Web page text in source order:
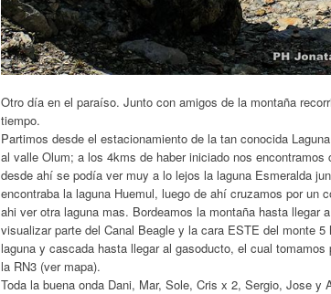
Otro día en el paraíso. Junto con amigos de la montaña
tiempo.
Partimos desde el estacionamiento de la tan conocida
al valle Olum; a los 4kms de haber iniciado nos
desde ahí se podía ver muy a lo lejos la laguna Esmeralda
encontraba la laguna Huemul, luego de ahí cruzamos por un
ahi ver otra laguna mas. Bordeamos la montaña hasta llegar
visualizar parte del Canal Beagle y la cara ESTE del monte
laguna y cascada hasta llegar al gasoducto, el cual
la RN3 (ver mapa).
Toda la buena onda Dani, Mar, Sole, Cris x 2, Sergio, Jose y